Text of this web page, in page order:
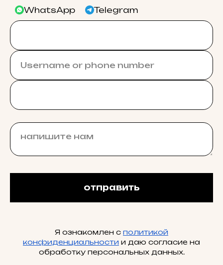
WhatsApp Telegram
отправить
Я ознакомлен с политикой
конфиденциальности и даю согласие на
обработку персональных данных.